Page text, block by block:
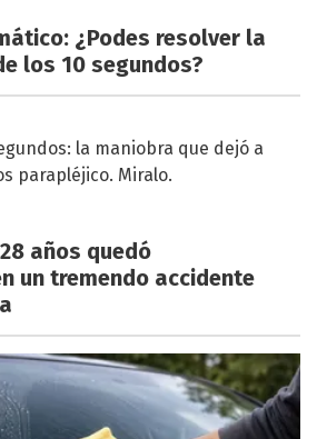
¿Podes resolver la
los 10 segundos?
años quedó
un tremendo accidente